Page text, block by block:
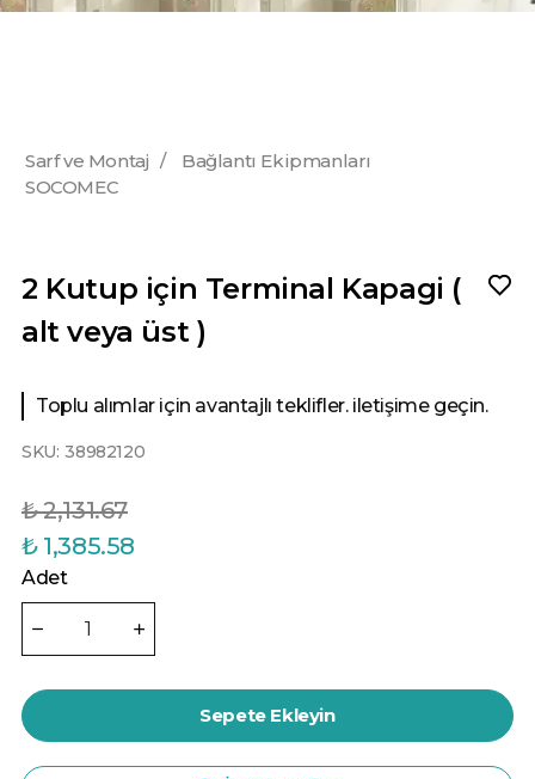
Sarf ve Montaj /
Bağlantı Ekipmanları
SOCOMEC
2 Kutup için Terminal Kapagi (
alt veya üst )
Toplu alımlar için avantajlı teklifler. iletişime geçin.
SKU: 38982120
₺ 2,131.67
₺ 1,385.58
Adet
Sepete Ekleyin